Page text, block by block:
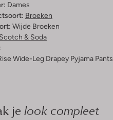
Dames
Broeken
Wijde Broeken
Scotch & Soda
Wide-Leg Drapey Pyjama Pants
je look compleet